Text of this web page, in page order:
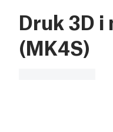
Druk 3D
(MK4S)